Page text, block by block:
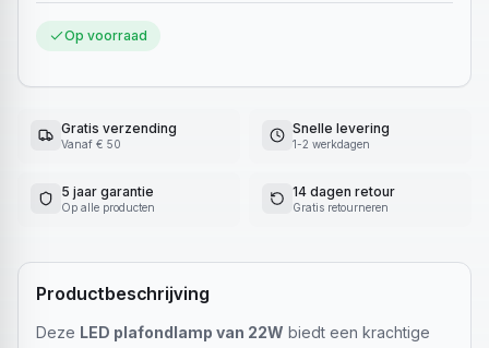
Op voorraad
Gratis verzending
Vanaf € 50
Snelle levering
1-2 werkdagen
5 jaar garantie
Op alle producten
14 dagen retour
Gratis retourneren
Productbeschrijving
Deze LED plafondlamp van 22W biedt een krachtige